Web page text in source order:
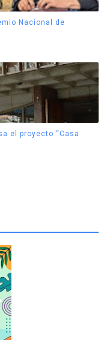
Nacional de
el proyecto “Casa